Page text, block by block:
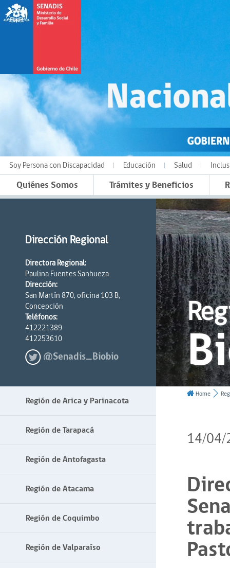
Soy Persona con Discapacidad Educación Salud
Quiénes Somos Trámites y Beneficios
Dirección Regional
Directora Regional:
Paulina Fuentes Sanhueza
Dirección:
San Martín 870, oficina 103 B,
Concepción
Teléfonos:
412221389
412253610
@Senadis_Biobio
Región de Arica y Parinacota
Región de Tarapacá
Región de Antofagasta
Región de Atacama
Región de Coquimbo
Región de Valparaíso
Home
14/